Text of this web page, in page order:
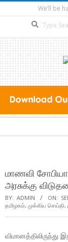
to
We’ll be
மாணவி
அரசுக்கு
BY: ADMIN ON:
தமிழகம், முக்கிய செய்தி,